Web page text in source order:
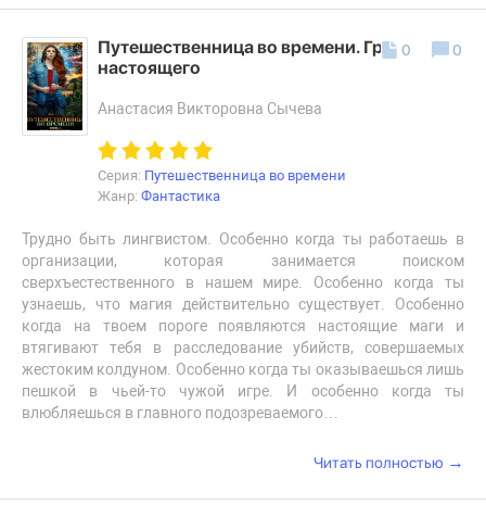
Путешественница во времени. Грани
настоящего
Анастасия Викторовна Сычева
Серия: Путешественница во времени
Жанр: Фантастика
Трудно быть лингвистом. Особенно когда ты работаешь в
организации, которая занимается поиском
сверхъестественного в нашем мире. Особенно когда ты
узнаешь, что магия действительно существует. Особенно
когда на твоем пороге появляются настоящие маги и
втягивают тебя в расследование убийств, совершаемых
жестоким колдуном. Особенно когда ты оказываешься лишь
пешкой в чьей-то чужой игре. И особенно когда ты
влюбляешься в главного подозреваемого…
0 0
Читать полностью →